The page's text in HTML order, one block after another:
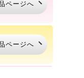
ページへ
ページへ